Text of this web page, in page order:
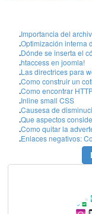
.Importancia del
.Optimización interna
.Dónde se inserta el
.htaccess en joomla!
.Las directrices para
.Como construir un
.Como encontrar
.Inline small CSS
.Causesa de
.Que aspectos
.Como quitar la
.Enlaces negativos: